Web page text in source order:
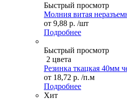
Быстрый просмотр
Молния витая
от 9,88 р. /шт
Подробнее
Быстрый просмотр
2 цвета
Резинка ткацкая 40мм
от 18,72 р. /п.м
Подробнее
Хит